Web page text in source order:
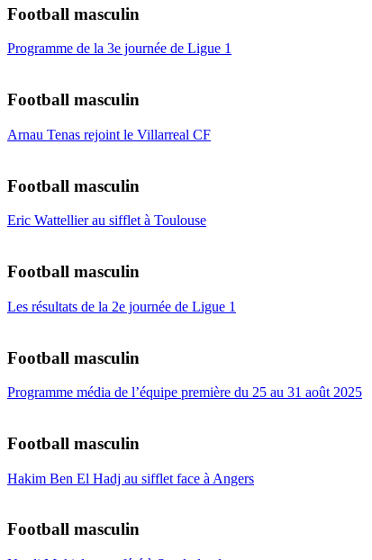
Football masculin
Programme de la 3e journée de Ligue 1
Football masculin
Arnau Tenas rejoint le Villarreal CF
Football masculin
Eric Wattellier au sifflet à Toulouse
Football masculin
Les résultats de la 2e journée de Ligue 1
Football masculin
Programme média de l’équipe première du 25 au 31 août 2025
Football masculin
Hakim Ben El Hadj au sifflet face à Angers
Football masculin